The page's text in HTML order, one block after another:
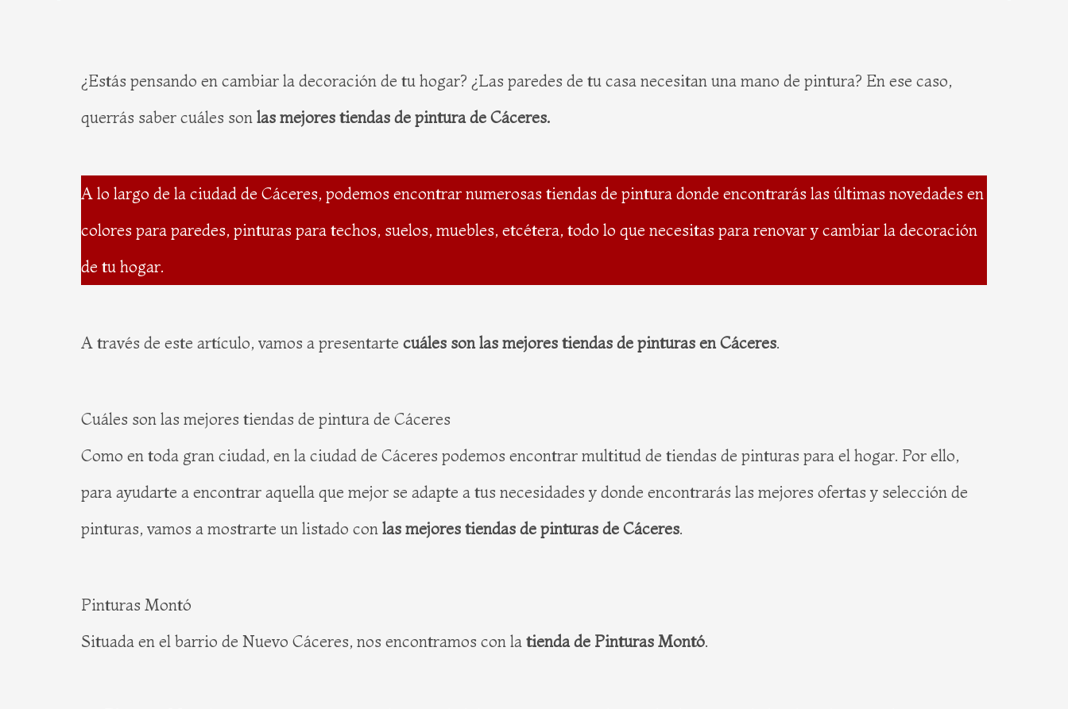
¿Estás pensando en cambiar la decoración de tu hogar? ¿Las paredes de tu casa necesitan una mano de pintura? En ese caso,
querrás saber cuáles son las mejores tiendas de pintura de Cáceres.
A lo largo de la ciudad de Cáceres, podemos encontrar numerosas tiendas de pintura donde encontrarás las últimas novedades en
colores para paredes, pinturas para techos, suelos, muebles, etcétera, todo lo que necesitas para renovar y cambiar la decoración
de tu hogar.
A través de este artículo, vamos a presentarte cuáles son las mejores tiendas de pinturas en Cáceres.
Cuáles son las mejores tiendas de pintura de Cáceres
Como en toda gran ciudad, en la ciudad de Cáceres podemos encontrar multitud de tiendas de pinturas para el hogar. Por ello,
para ayudarte a encontrar aquella que mejor se adapte a tus necesidades y donde encontrarás las mejores ofertas y selección de
pinturas, vamos a mostrarte un listado con las mejores tiendas de pinturas de Cáceres.
Pinturas Montó
Situada en el barrio de Nuevo Cáceres, nos encontramos con la tienda de Pinturas Montó.